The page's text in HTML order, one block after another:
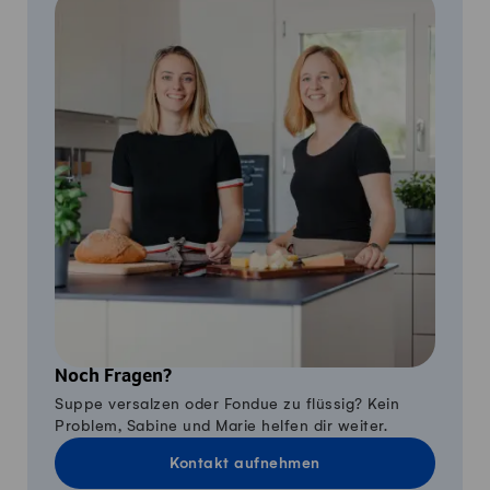
Noch Fragen?
Suppe versalzen oder Fondue zu flüssig? Kein
Problem, Sabine und Marie helfen dir weiter.
Kontakt aufnehmen